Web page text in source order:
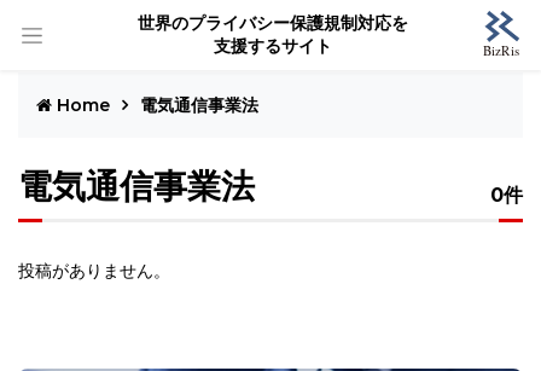
世界のプライバシー保護規制対応を
支援するサイト
Home 電気通信事業法
電気通信事業法 0件
投稿がありません。